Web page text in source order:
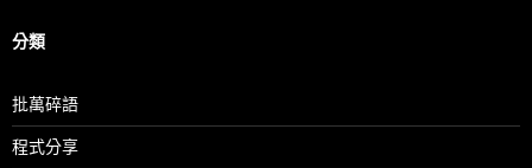
分類
批萬碎語
程式分享